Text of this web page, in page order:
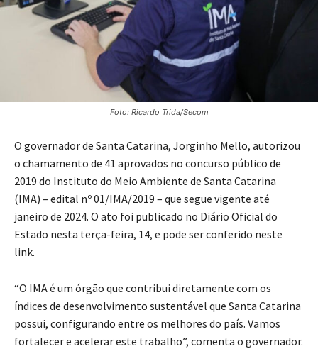
Foto: Ricardo Trida/Secom
O governador de Santa Catarina, Jorginho Mello, autorizou
o chamamento de 41 aprovados no concurso público de
2019 do Instituto do Meio Ambiente de Santa Catarina
(IMA) – edital nº 01/IMA/2019 – que segue vigente até
janeiro de 2024. O ato foi publicado no Diário Oficial do
Estado nesta terça-feira, 14, e pode ser conferido neste
link.
“O IMA é um órgão que contribui diretamente com os
índices de desenvolvimento sustentável que Santa Catarina
possui, configurando entre os melhores do país. Vamos
fortalecer e acelerar este trabalho”, comenta o governador.